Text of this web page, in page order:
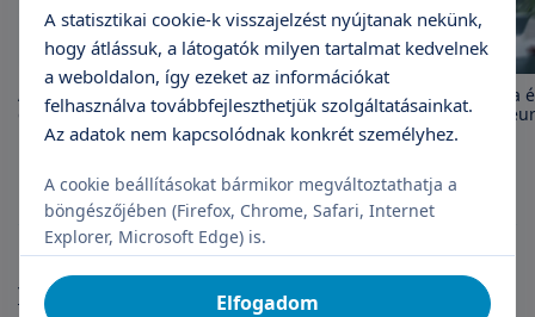
Autizmus világnapja: a megértés
és elfogadás napja
Szédülés – mi okozhatja
indokolt speciális
vizsgálat elvégzése?
Páciens történetek
További cikkek
A statisztikai cookie-k visszajelzést nyújtanak nekünk,
hogy átlássuk, a látogatók milyen tartalmat kedvelnek
a weboldalon, így ezeket az információkat
felhasználva továbbfejleszthetjük szolgáltatásainkat.
Az adatok nem kapcsolódnak konkrét személyhez.
A cookie beállításokat bármikor megváltoztathatja a
böngészőjében (Firefox, Chrome, Safari, Internet
Explorer, Microsoft Edge) is.
Elfogadom